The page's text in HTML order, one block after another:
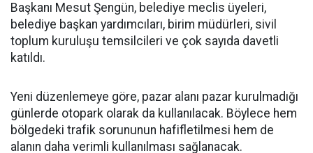
Başkanı Mesut Şengün, belediye meclis üyeleri,
belediye başkan yardımcıları, birim müdürleri, sivil
toplum kuruluşu temsilcileri ve çok sayıda davetli
katıldı.
Yeni düzenlemeye göre, pazar alanı pazar kurulmadığı
günlerde otopark olarak da kullanılacak. Böylece hem
bölgedeki trafik sorununun hafifletilmesi hem de
alanın daha verimli kullanılması sağlanacak.